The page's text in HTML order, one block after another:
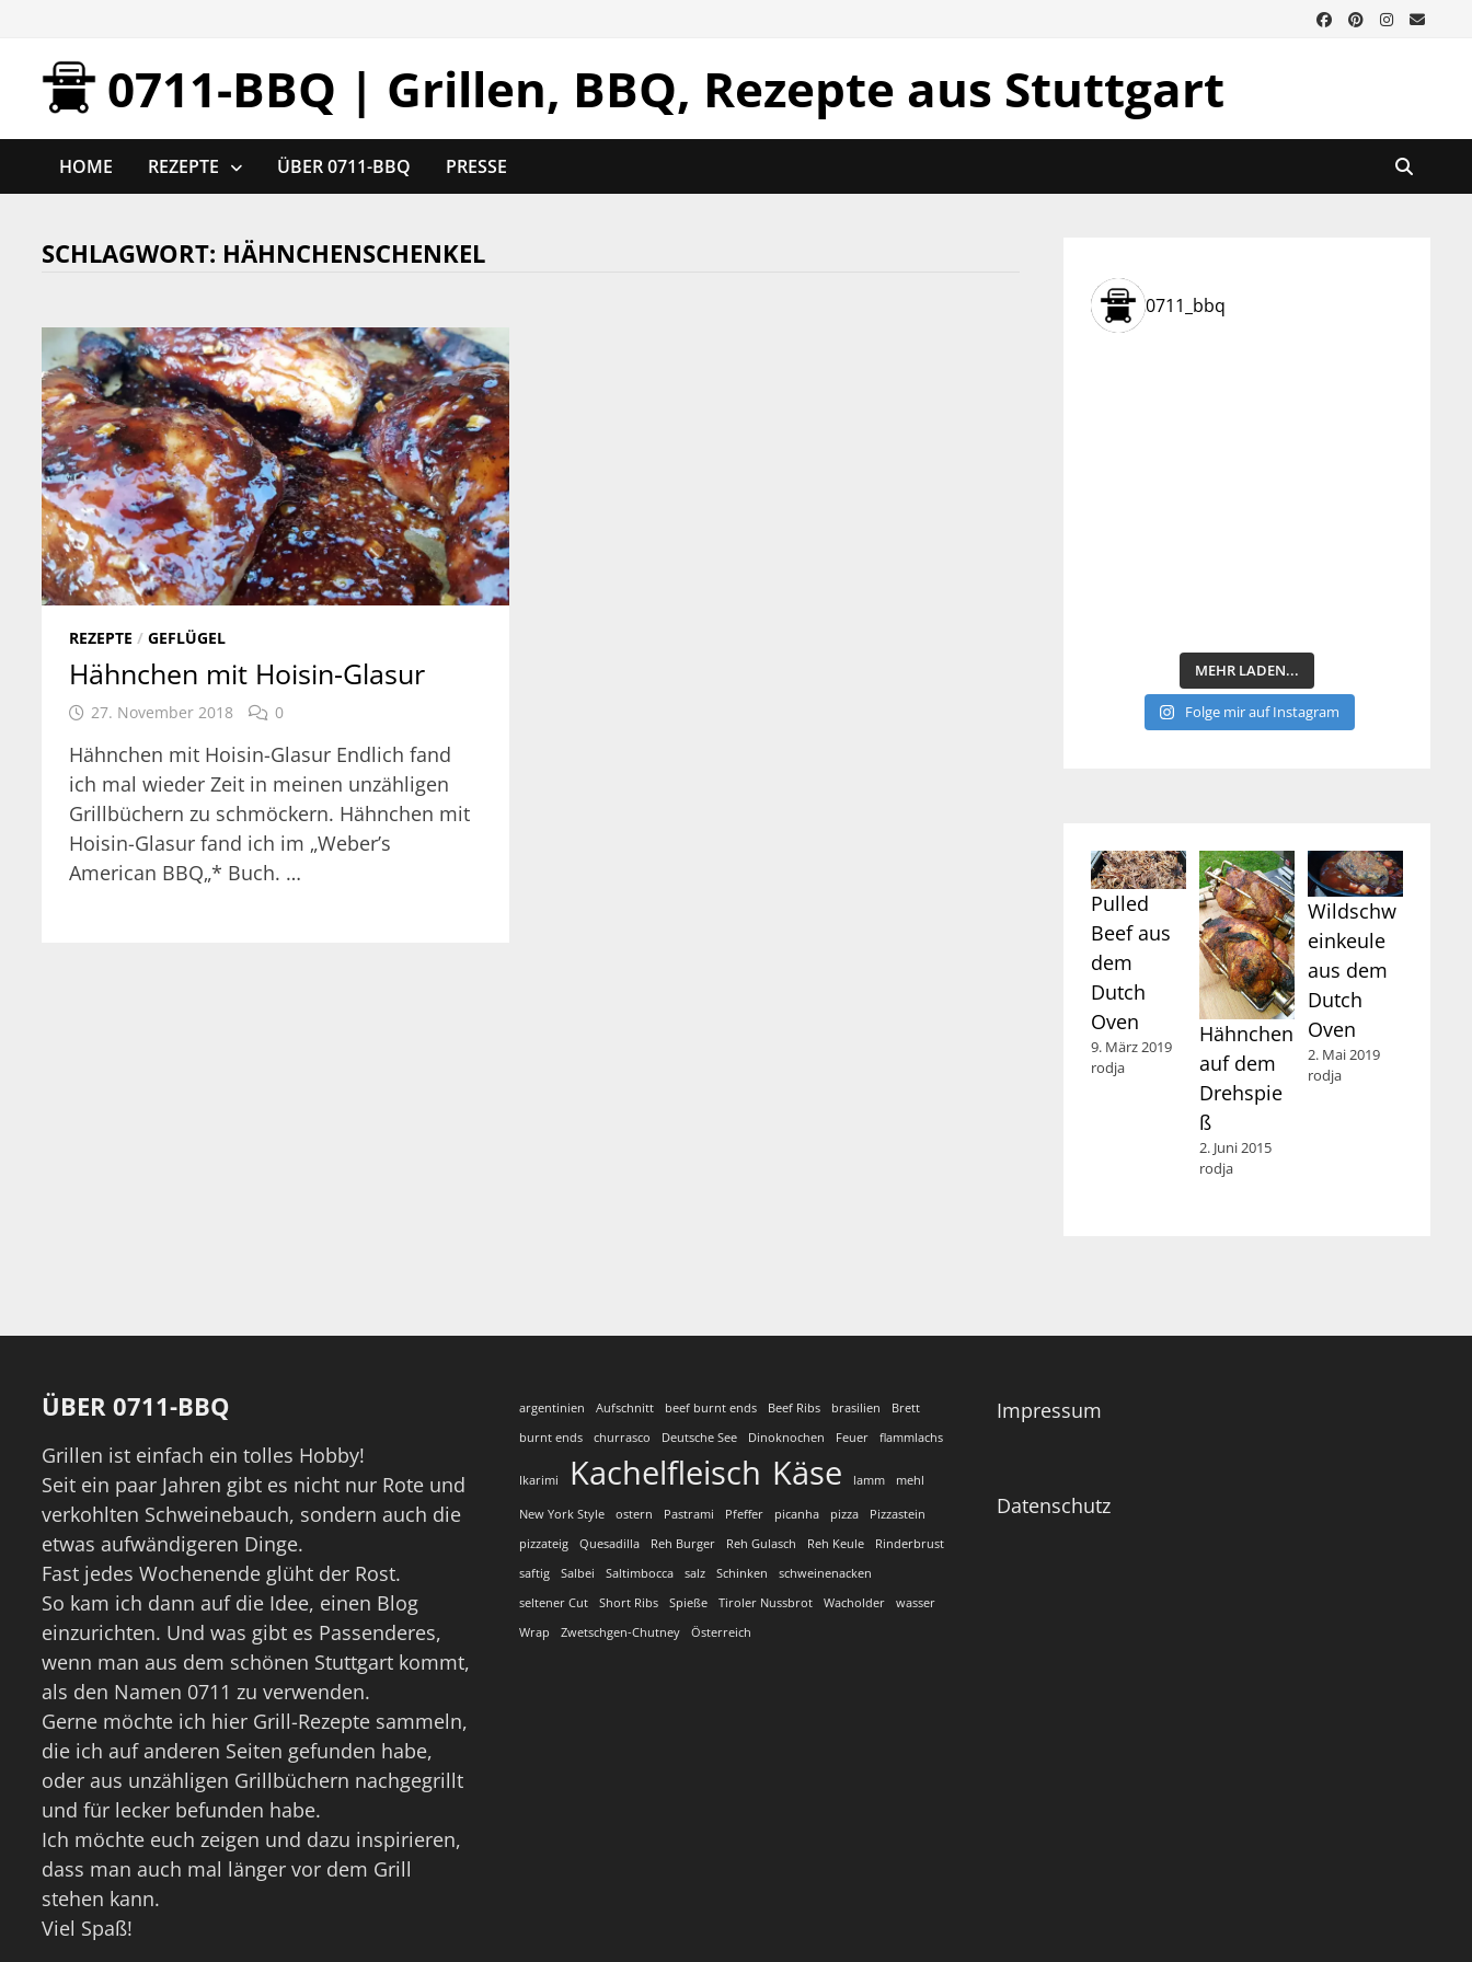
Inhalt
0711-BBQ | Grillen, BBQ, Rezepte aus Stuttgart
HOME REZEPTE ÜBER 0711-BBQ PRESSE
SCHLAGWORT: HÄHNCHENSCHENKEL
REZEPTE /GEFLÜGEL
Hähnchen mit Hoisin-Glasur
27. November 2018 0
Hähnchen mit Hoisin-Glasur Endlich fand
ich mal wieder Zeit in meinen unzähligen
Grillbüchern zu schmöckern. Hähnchen mit
Hoisin-Glasur fand ich im „Weber’s
American BBQ„* Buch. …
0711_bbq
MEHR LADEN...
Folge mir auf Instagram
Pulled
Beef aus
dem
Dutch
Oven
9. März 2019
rodja
Hähnchen
auf dem
Drehspie
ß
2. Juni 2015
rodja
Wildschw
einkeule
aus dem
Dutch
Oven
2. Mai 2019
rodja
ÜBER 0711-BBQ
Grillen ist einfach ein tolles Hobby!
Seit ein paar Jahren gibt es nicht nur Rote und
verkohlten Schweinebauch, sondern auch die
etwas aufwändigeren Dinge.
Fast jedes Wochenende glüht der Rost.
So kam ich dann auf die Idee, einen Blog
einzurichten. Und was gibt es Passenderes,
wenn man aus dem schönen Stuttgart kommt,
als den Namen 0711 zu verwenden.
Gerne möchte ich hier Grill-Rezepte sammeln,
die ich auf anderen Seiten gefunden habe,
oder aus unzähligen Grillbüchern nachgegrillt
und für lecker befunden habe.
Ich möchte euch zeigen und dazu inspirieren,
dass man auch mal länger vor dem Grill
stehen kann.
Viel Spaß!
argentinien Aufschnitt beef burnt ends Beef Ribs brasilien
Brett
burnt ends
churrasco Deutsche See Dinoknochen Feuer flammlachs
Ikarimi Kachelfleisch Käse lamm mehl
New York Style ostern Pastrami Pfeffer picanha pizza
Pizzastein
pizzateig
Quesadilla Reh Burger Reh Gulasch Reh Keule
Rinderbrust
saftig
Salbei Saltimbocca salz Schinken
schweinenacken
seltener Cut
Short Ribs Spieße Tiroler Nussbrot Wacholder
wasser
Wrap
Zwetschgen-Chutney Österreich
Impressum
Datenschutz